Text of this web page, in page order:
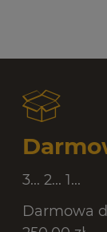
3... 2... 1...
Darmowa